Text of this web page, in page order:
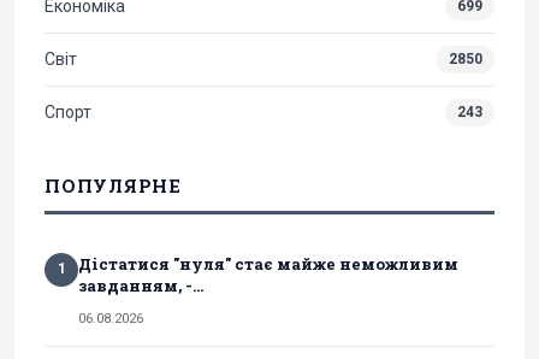
Економіка 699
Світ 2850
Спорт 243
ПОПУЛЯРНЕ
1
Дістатися "нуля" стає майже неможливим
завданням, -...
06.08.2026